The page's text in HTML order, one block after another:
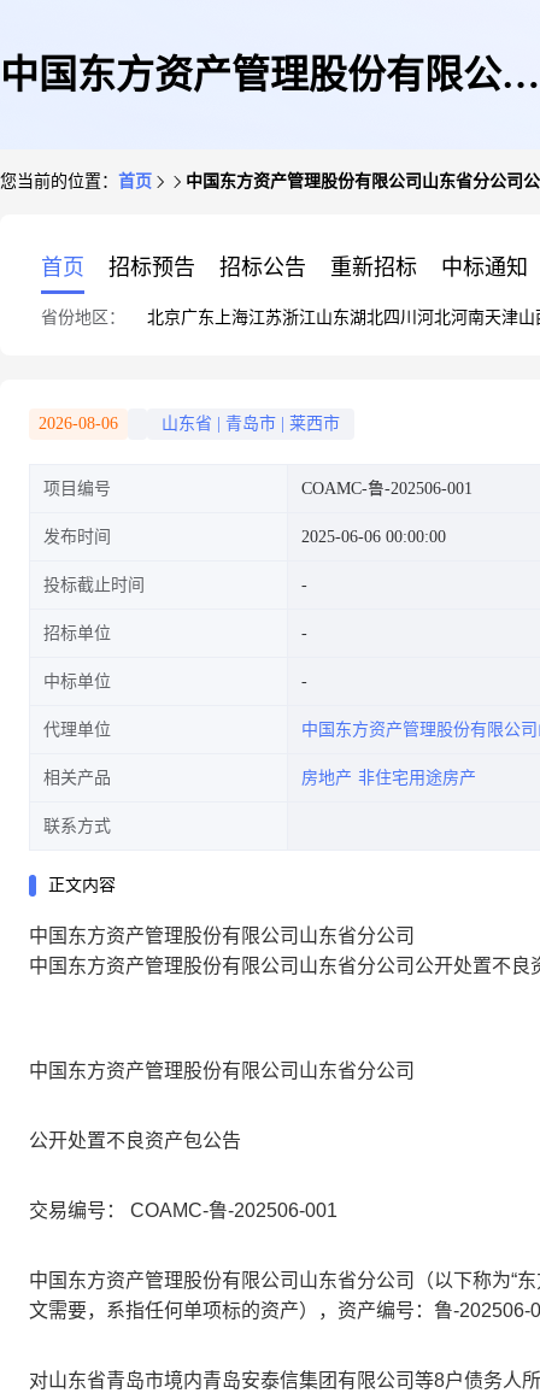
中国东方资产管理股份有限公司
您当前的位置： 首页 中国东方资产管理股份有限公司山东省分公司
首页 招标预告 招标公告 重新招标 中标通知
省份地区： 北京广东 上海江苏浙江山东湖北四川 河北河南天津山
2026-08-06 山东省 青岛市 莱西市
项目编号 COAMC-鲁-202506-001
发布时间 2025-06-06 00:00:00
投标截止时间
招标单位
中标单位
代理单位 中国东方资产管理股份有限公
相关产品 房地产 非住宅用途房产
联系方式
正文内容
中国东方资产管理股份有限公司山东省分公司
中国东方资产管理股份有限公司山东省分公司公开处置不良
中国东方资产管理股份有限公司山东省分公司
公开处置不良资产包公告
交易编号： COAMC-鲁-202506-001
中国东方资产管理股份有限公司山东省分公司（以下称为“
文需要，系指任何单项标的资产），资产编号：鲁-202506-
对山东省青岛市境内青岛安泰信集团有限公司等8户债务人